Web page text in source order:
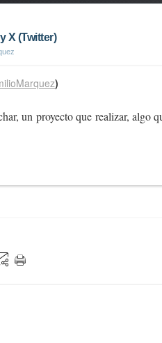
X (Twitter)
un proyecto que realizar, algo
)